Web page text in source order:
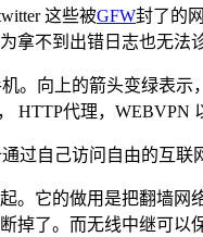
这些被GFW封了的
拿不到出错日志也无法
。向上的箭头变绿表
HTTP代理，WEBVPN 以
过自己访问自由的互联
。它的做用是把翻墙网
掉了。而无线中继可以